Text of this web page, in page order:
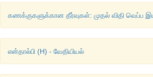
கணக்குகளுக்கான தீர்வுகள்: முதல் விதி வெப்ப
என்தால்பி (H) - வேதியியல்